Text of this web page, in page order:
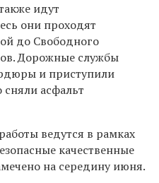
идут
они проходят
до Свободного
Дорожные службы
и приступили
асфальт
ведутся в рамках
качественные
на середину июня.